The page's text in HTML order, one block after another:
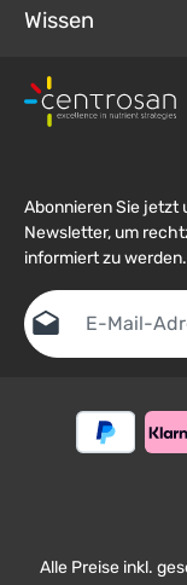
Wissen
Abonnieren Sie jetzt
Newsletter, um
informiert zu werden.
E-Mail-Adresse*
Ich habe die
genommen und
Um weiterzugehen,
Pflichtfelder.
Alle Preise inkl.